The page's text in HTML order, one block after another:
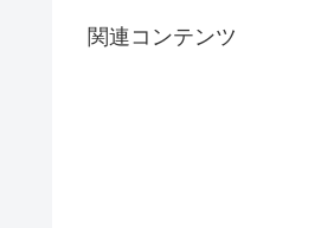
関連コンテンツ